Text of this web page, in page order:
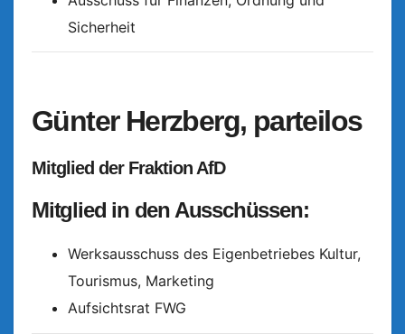
Sicherheit
Günter Herzberg, parteilos
Mitglied der Fraktion AfD
Mitglied in den Ausschüssen:
Werksausschuss des Eigenbetriebes Kultur,
Tourismus, Marketing
Aufsichtsrat FWG